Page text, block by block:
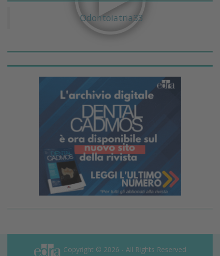
Odontoiatria33
Copyright © 2026 - All Rights Reserved